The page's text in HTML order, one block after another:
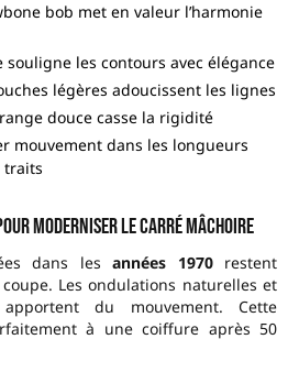
bob met en valeur l’harmonie
souligne les contours avec élégance
légères adoucissent les lignes
douce casse la rigidité
mouvement dans les longueurs
traits
moderniser le carré mâchoire
dans lesannées 1970restent
Les ondulations naturelles et
apportent du mouvement. Cette
à une coiffure après 50